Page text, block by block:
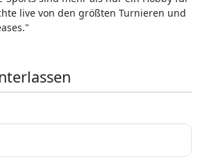
live von den größten Turnieren und